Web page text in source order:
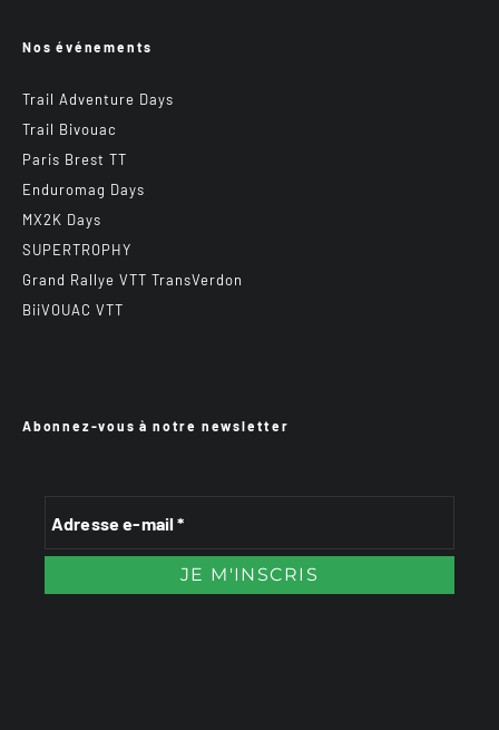
Nos événements
Trail Adventure Days
Trail Bivouac
Paris Brest TT
Enduromag Days
MX2K Days
SUPERTROPHY
Grand Rallye VTT TransVerdon
BiiVOUAC VTT
Abonnez-vous à notre newsletter